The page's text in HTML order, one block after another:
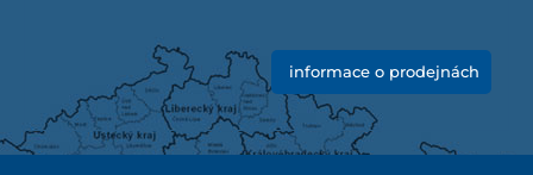
informace o prodejnách